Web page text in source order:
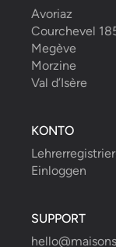
Avoriaz
Courchevel
Megève
Morzine
Val d’Isère
KONTO
Einloggen
SUPPORT